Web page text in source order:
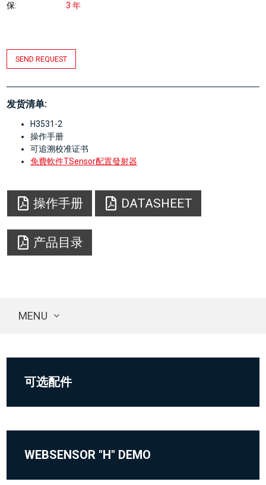
保
3 年
SEND REQUEST
发货清单:
H3531-2
操作手册
可追溯校准证书
免費軟件TSensor配置發射器
操作手册 DATASHEET
产品目录
MENU
可选配件
WEBSENSOR "H" DEMO